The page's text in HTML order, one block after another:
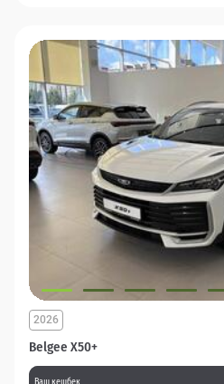
Belgee X50+
2026